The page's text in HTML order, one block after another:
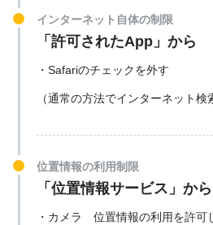
インターネット自体の制限
「許可されたApp」から
・Safariのチェックを外す
（通常の方法でインターネット検
位置情報の利用制限
「位置情報サービス」から
・カメラ 位置情報の利用を許可